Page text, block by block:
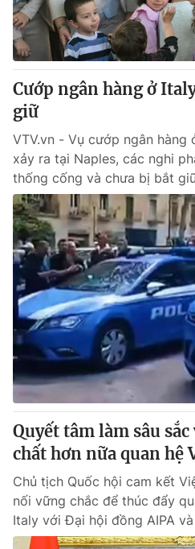
Cướp ngân hàng ở
giữ
VTV.vn - Vụ cướp ngân
xảy ra tại Naples, các nghi
thống cống và chưa bị bắt
Quyết tâm làm sâu
chất hơn nữa quan hệ
Chủ tịch Quốc hội cam kết
nối vững chắc để thúc đẩy
Italy với Đại hội đồng AIPA